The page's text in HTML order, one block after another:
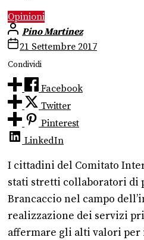
Opinioni
Pino Martinez
21 Settembre 2017
Condividi
Facebook
Twitter
Pinterest
LinkedIn
I cittadini del Comitato
stati stretti collaboratori di
Brancaccio nel campo
realizzazione dei servizi
affermare gli alti valori per